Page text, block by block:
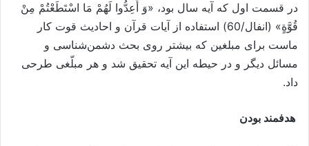
در قسمت اول که آیه سال بود، «وَ أَعِدُّوا لَهُمْ مَا اسْتَطَعْتُمْ مِنْ
قُوَّةٍ» (انفال/60) استفاده از آیات قرآن و احادیث قوت کار
ماست برای مبلغین که بیشتر روی بحث دشمن‌شناسی و
مسائل دیگر و در حیطه این آیه تحقیق شد و هر مبلّغی طرحی
داد.
هدفمند بودن